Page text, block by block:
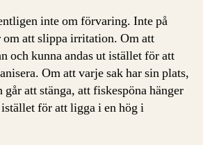
inte om förvaring. Inte på
att slippa irritation. Om att
och kunna andas ut istället för att
Om att varje sak har sin plats,
går att stänga, att fiskespöna hänger
för att ligga i en hög i